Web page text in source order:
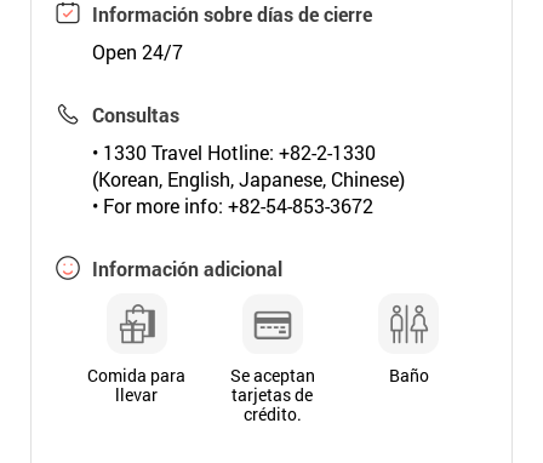
Información sobre días de cierre
Open 24/7
Consultas
• 1330 Travel Hotline: +82-2-1330
(Korean, English, Japanese, Chinese)
• For more info: +82-54-853-3672
Información adicional
Comida para
llevar
Se aceptan
tarjetas de
crédito.
Baño